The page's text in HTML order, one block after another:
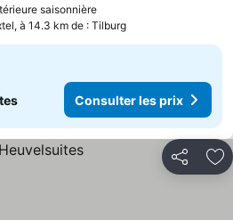
saisonnière
à 14.3 km de : Tilburg
Consulter les prix
Partager